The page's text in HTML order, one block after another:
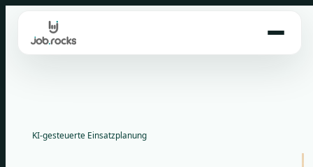
content
KI-gesteuerte Einsatzplanung